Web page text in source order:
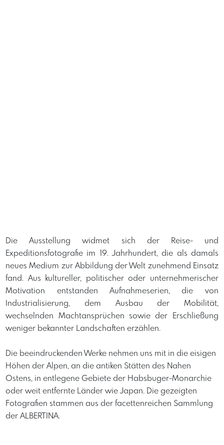
​Die Ausstellung widmet sich der Reise- und
Expeditionsfotografie im 19. Jahrhundert, die als damals
neues Medium zur Abbildung der Welt zunehmend Einsatz
fand. Aus kultureller, politischer oder unternehmerischer
Motivation entstanden Aufnahmeserien, die von
Industrialisierung, dem Ausbau der Mobilität,
wechselnden Machtansprüchen sowie der Erschließung
weniger bekannter Landschaften erzählen.
Die beeindruckenden Werke nehmen uns mit in die eisigen
Höhen der Alpen, an die antiken Stätten des Nahen
Ostens, in entlegene Gebiete der Habsbuger-Monarchie
oder weit entfernte Länder wie Japan. Die gezeigten
Fotografien stammen aus der facettenreichen Sammlung
der ALBERTINA.